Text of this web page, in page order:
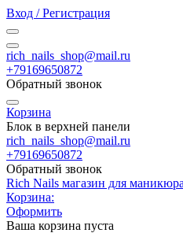
Вход / Регистрация
rich_nails_shop@mail.ru
+79169650872
Обратный звонок
Корзина
Блок в верхней панели
rich_nails_shop@mail.ru
+79169650872
Обратный звонок
Rich Nails магазин для маникюра
Корзина:
Оформить
Ваша корзина пуста